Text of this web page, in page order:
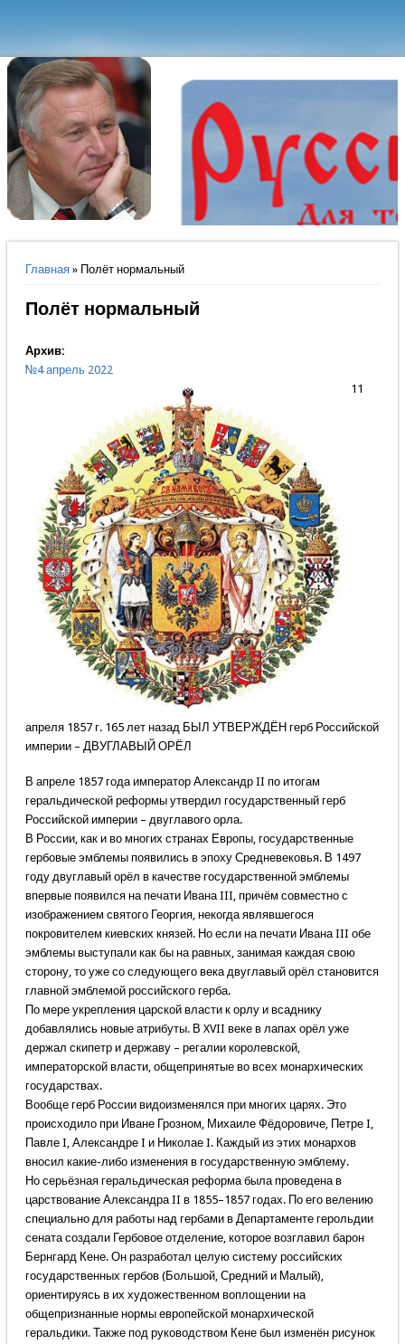
Вы здесь
Главная» Полёт нормальный
Полёт нормальный
Архив:
№4 апрель 2022
11
апреля 1857 г. 165 лет назад БЫЛ УТВЕРЖДЁН герб Российской
империи – ДВУГЛАВЫЙ ОРЁЛ
В апреле 1857 года император Александр II по итогам
геральдической реформы утвердил государственный герб
Российской империи – двуглавого орла.
В России, как и во многих странах Европы, государственные
гербовые эмблемы появились в эпоху Средневековья. В 1497
году двуглавый орёл в качестве государственной эмблемы
впервые появился на печати Ивана III, причём совместно с
изображением святого Георгия, некогда являвшегося
покровителем киевских князей. Но если на печати Ивана III обе
эмблемы выступали как бы на равных, занимая каждая свою
сторону, то уже со следующего века двуглавый орёл становится
главной эмблемой российского герба.
По мере укрепления царской власти к орлу и всаднику
добавлялись новые атрибуты. В XVII веке в лапах орёл уже
держал скипетр и державу – регалии королевской,
императорской власти, общепринятые во всех монархических
государствах.
Вообще герб России видоизменялся при многих царях. Это
происходило при Иване Грозном, Михаиле Фёдоровиче, Петре I,
Павле I, Александре I и Николае I. Каждый из этих монархов
вносил какие-либо изменения в государственную эмблему.
Но серьёзная геральдическая реформа была проведена в
царствование Александра II в 1855–1857 годах. По его велению
специально для работы над гербами в Департаменте герольдии
сената создали Гербовое отделение, которое возглавил барон
Бернгард Кене. Он разработал целую систему российских
государственных гербов (Большой, Средний и Малый),
ориентируясь в их художественном воплощении на
общепризнанные нормы европейской монархической
геральдики. Также под руководством Кене был изменён рисунок